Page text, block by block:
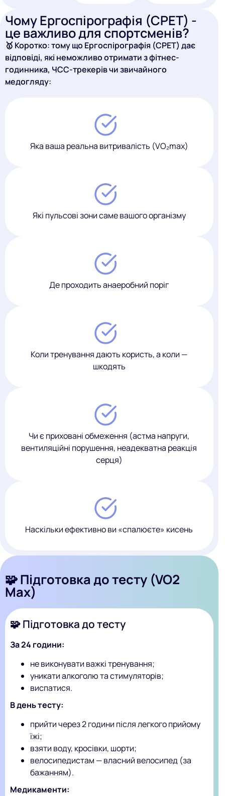
Чому Ергоспірографія (CPET) -
це важливо для спортсменів?
🥇 Коротко: тому що Ергоспірографія (CPET) дає
відповіді, які неможливо отримати з фітнес-
годинника, ЧСС-трекерів чи звичайного
медогляду:
Яка ваша реальна витривалість (VO₂max)
Які пульсові зони саме вашого організму
Де проходить анаеробний поріг
Коли тренування дають користь, а коли —
шкодять
Чи є приховані обмеження (астма напруги,
вентиляційні порушення, неадекватна реакція
серця)
Наскільки ефективно ви «спалюєте» кисень
🧩 Підготовка до тесту (VO2
Max)
🧩 Підготовка до тесту
За 24 години:
не виконувати важкі тренування;
уникати алкоголю та стимуляторів;
виспатися.
В день тесту:
прийти через 2 години після легкого прийому
їжі;
взяти воду, кросівки, шорти;
велосипедистам — власний велосипед (за
бажанням).
Медикаменти: